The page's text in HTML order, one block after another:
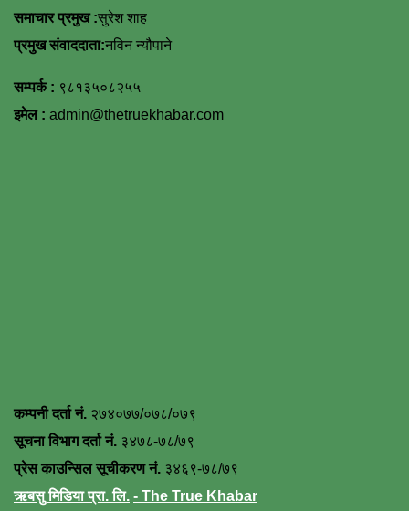
समाचार प्रमुख :सुरेश शाह
प्रमुख संवाददाता:नविन न्यौपाने
सम्पर्क : ९८१३५०८२५५
इमेल : admin@thetruekhabar.com
कम्पनी दर्ता नं. २७४०७७/०७८/०७९
सूचना विभाग दर्ता नं. ३४७८-७८/७९
प्रेस काउन्सिल सूचीकरण नं. ३४६९-७८/७९
ऋबसु मिडिया प्रा. लि. - The True Khabar